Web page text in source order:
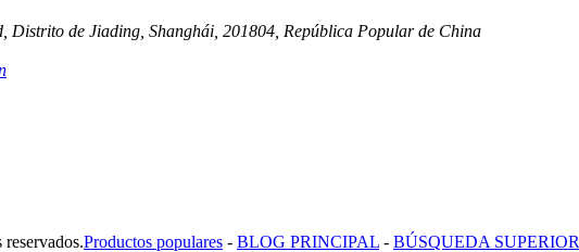
Distrito de Jiading, Shanghái, 201804, República Popular de China
Productos populares - BLOG PRINCIPAL - BÚSQUEDA SUPERIOR